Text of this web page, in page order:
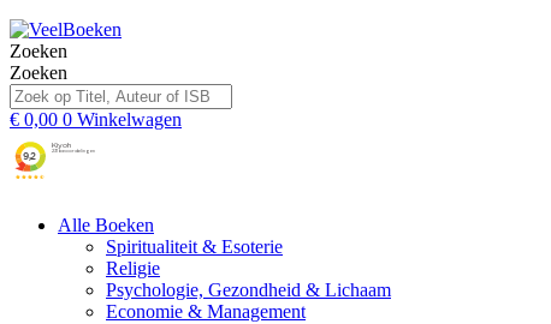
Zoeken
Zoeken
€ 0,00 0 Winkelwagen
Alle Boeken
Spiritualiteit & Esoterie
Religie
Psychologie, Gezondheid & Lichaam
Economie & Management